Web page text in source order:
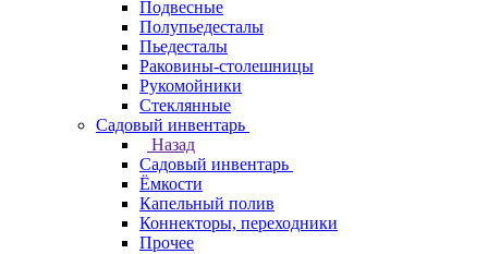
Подвесные
Полупьедесталы
Пьедесталы
Раковины-столешницы
Рукомойники
Стеклянные
Садовый инвентарь
Назад
Садовый инвентарь
Ёмкости
Капельный полив
Коннекторы, переходники
Прочее